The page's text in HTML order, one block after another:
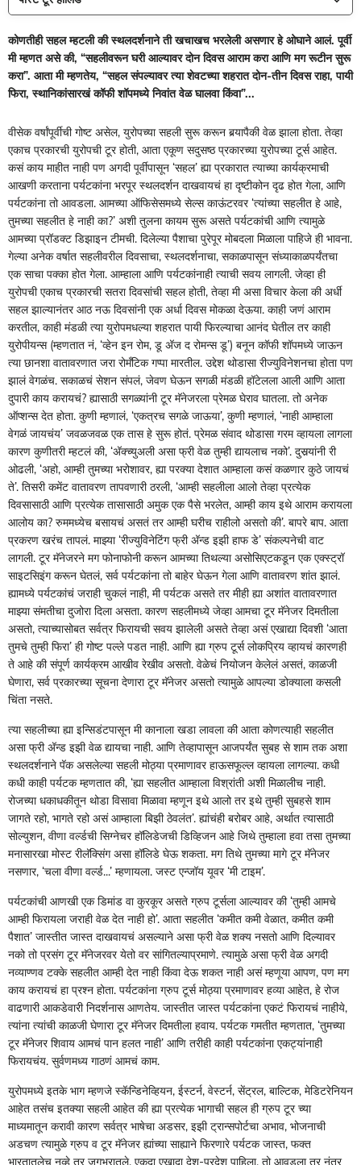
कोणतीही सहल म्हटली की स्थलदर्शनाने ती खचाखच भरलेली असणार हे ओघाने आलं. पूर्वी
मी म्हणत असे की, “सहलीवरून घरी आल्यावर दोन दिवस आराम करा आणि मग रूटीन सुरू
करा”. आता मी म्हणतेय, “सहल संपल्यावर त्या शेवटच्या शहरात दोन-तीन दिवस राहा, पायी
फिरा, स्थानिकांसारखं कॉफी शॉपमध्ये निवांत वेळ घालवा किंवा”...
वीसेक वर्षांपूर्वीची गोष्ट असेल, युरोपच्या सहली सुरू करून बर्‍यापैकी वेळ झाला होता. तेव्हा
एकाच प्रकारची युरोपची टूर होती, आता एकूण सदुसष्ठ प्रकारच्या युरोपच्या टूर्स आहेत.
कसं काय माहीत नाही पण अगदी पूर्वीपासून ‘सहल’ ह्या प्रकारात त्याच्या कार्यक्रमाची
आखणी करताना पर्यटकांना भरपूर स्थलदर्शन दाखवायचं हा दृष्टीकोन दृढ होत गेला, आणि
पर्यटकांना तो आवडला. आमच्या ऑफिसेसमध्ये सेल्स काऊंटरवर ‘त्यांच्या सहलीत हे आहे,
तुमच्या सहलीत हे नाही का?’ अशी तुलना कायम सुरू असते पर्यटकांची आणि त्यामुळे
आमच्या प्रॉडक्ट डिझाइन टीमची. दिलेल्या पैशाचा पुरेपूर मोबदला मिळाला पाहिजे ही भावना.
गेल्या अनेक वर्षात सहलीवरील दिवसाचा, स्थलदर्शनाचा, सकाळपासून संध्याकाळपर्यंतचा
एक साचा पक्का होत गेला. आम्हाला आणि पर्यटकांनाही त्याची सवय लागली. जेव्हा ही
युरोपची एकाच प्रकारची सतरा दिवसांची सहल होती, तेव्हा मी असा विचार केला की अर्धी
सहल झाल्यानंतर आठ नऊ दिवसांनी एक अर्धा दिवस मोकळा देऊया. काही जणं आराम
करतील, काही मंडळी त्या युरोपमधल्या शहरात पायी फिरल्याचा आनंद घेतील तर काही
युरोपीयन्स (म्हणतात नं, ‘व्हेन इन रोम, डू अ‍ॅज द रोमन्स डू’) बनून कॉफी शॉपमध्ये जाऊन
त्या छानशा वातावरणात जरा रोमँटिक गप्पा मारतील. उद्देश थोडासा रीज्युविनेशनचा होता पण
झालं वेगळंच. सकाळचं सेशन संपलं, जेवण घेऊन सगळी मंडळी हॉटेलला आली आणि आता
दुपारी काय करायचं? ह्यासाठी सगळ्यांनी टूर मॅनेजरला प्रेमळ घेराव घातला. तो अनेक
ऑप्शन्स देत होता. कुणी म्हणालं, ‘एकत्रच सगळे जाऊया’, कुणी म्हणालं, ‘नाही आम्हाला
वेगळं जायचंय’ जवळजवळ एक तास हे सुरू होतं. प्रेमळ संवाद थोडासा गरम व्हायला लागला
कारण कुणीतरी म्हटलं की, ‘अ‍ॅक्च्युअली असा फ्री वेळ तुम्ही द्यायलाच नको’. दुसर्‍यांनी री
ओढली, ‘अहो, आम्ही तुमच्या भरोशावर, ह्या परक्या देशात आम्हाला कसं कळणार कुठे जायचं
ते’. तिसरी कमेंट वातावरण तापवणारी ठरली, ‘आम्ही सहलीला आलो तेव्हा प्रत्येक
दिवसासाठी आणि प्रत्येक तासासाठी अमुक एक पैसे भरलेत, आम्ही काय इथे आराम करायला
आलोय का? रुममध्येच बसायचं असतं तर आम्ही घरीच राहीलो असतो की’. बापरे बाप. आता
प्रकरण खरंच तापलं. माझ्या ‘रीज्युविनेटिंग फ्री अ‍ॅन्ड इझी हाफ डे’ संकल्पनेची वाट
लागली. टूर मॅनेजरने मग फोनाफोनी करून आमच्या तिथल्या असोसिएटकडून एक एक्स्ट्रॉ
साइटसिइंग करून घेतलं, सर्व पर्यटकांना तो बाहेर घेऊन गेला आणि वातावरण शांत झालं.
ह्यामध्ये पर्यटकांचं जराही चुकलं नाही, मी पर्यटक असते तर मीही ह्या अशांत वातावरणात
माझ्या संमतीचा दुजोरा दिला असता. कारण सहलीमध्ये जेव्हा आमचा टूर मॅनेजर दिमतीला
असतो, त्याच्यासोबत सर्वत्र फिरायची सवय झालेली असते तेव्हा असं एखाद्या दिवशी ‘आता
तुमचे तुम्ही फिरा’ ही गोष्ट पल्ले पडत नाही. आणि ह्या ग्रुप टूर्स लोकप्रिय व्हायचं कारणही
ते आहे की संपूर्ण कार्यक्रम आखीव रेखीव असतो. वेळेचं नियोजन केलेलं असतं, काळजी
घेणारा, सर्व प्रकारच्या सूचना देणारा टूर मॅनेजर असतो त्यामुळे आपल्या डोक्याला कसली
चिंता नसते.
त्या सहलीच्या ह्या इन्सिडंटपासून मी कानाला खडा लावला की आता कोणत्याही सहलीत
असा फ्री अ‍ॅन्ड इझी वेळ द्यायचा नाही. आणि तेव्हापासून आजपर्यंत सुबह से शाम तक अशा
स्थलदर्शनाने पॅक असलेल्या सहली मोठ्या प्रमाणावर हाऊसफूल्ल व्हायला लागल्या. कधी
कधी काही पर्यटक म्हणतात की, ‘ह्या सहलीत आम्हाला विश्रांती अशी मिळालीच नाही.
रोजच्या धकाधकीतून थोडा विसावा मिळावा म्हणून इथे आलो तर इथे तुम्ही सुबहसे शाम
जागते रहो, भागते रहो असं आम्हाला बिझी ठेवलंत’. ह्यांचंही बरोबर आहे, अर्थात त्यासाठी
सोल्युशन, वीणा वर्ल्डची सिग्नेचर हॉलिडेजची डिव्हिजन आहे जिथे तुम्हाला हवा तसा तुमच्या
मनासारखा मोस्ट रीलॅक्सिंग असा हॉलिडे घेऊ शकता. मग तिथे तुमच्या मागे टूर मॅनेजर
नसणार, ‘चला वीणा वर्ल्ड...’ म्हणायला. जस्ट एन्जॉय यूवर ‘मी टाइम’.
पर्यटकांची आणखी एक डिमांड वा कुरकूर असते ग्रुप टूर्सला आल्यावर की ‘तुम्ही आमचे
आम्ही फिरायला जराही वेळ देत नाही हो’. आता सहलीत ‘कमीत कमी वेळात, कमीत कमी
पैशात’ जास्तीत जास्त दाखवायचं असल्याने असा फ्री वेळ शक्य नसतो आणि दिल्यावर
नको तो प्रसंग टूर मॅनेजरवर येतो वर सांगितल्याप्रमाणे. त्यामुळे असा फ्री वेळ अगदी
नव्याण्णव टक्के सहलीत आम्ही देत नाही किंवा देऊ शकत नाही असं म्हणूया आपण, पण मग
काय करायचं हा प्रश्‍न होता. पर्यटकांना ग्रुप टूर्स मोठ्या प्रमाणावर हव्या आहेत, हे रोज
वाढणारी आकडेवारी निदर्शनास आणतेय. जास्तीत जास्त पर्यटकांना एकटं फिरायचं नाहीये,
त्यांना त्यांची काळजी घेणारा टूर मॅनेजर दिमतीला हवाय. पर्यटक गमतीत म्हणतात, ‘तुमच्या
टूर मॅनेजर शिवाय आमचं पान हलत नाही’ आणि तरीही काही पर्यटकांना एकट्यांनाही
फिरायचंय. सुर्वणमध्य गाठणं आमचं काम.
युरोपमध्ये इतके भाग म्हणजे स्कॅन्डिनेव्हियन, ईस्टर्न, वेस्टर्न, सेंट्रल, बाल्टिक, मेडिटरेनियन
आहेत तसंच इतक्या सहली आहेत की ह्या प्रत्येक भागाची सहल ही ग्रुप टूर च्या
माध्यमातून करावी कारण सर्वत्र भाषेचा अडसर, इझी ट्रान्सपोर्टचा अभाव, भोजनाची
अडचण त्यामुळे ग्रुप व टूर मॅनेजर ह्यांच्या साह्याने फिरणारे पर्यटक जास्त, फक्त
भारतातलेच नव्हे तर जगभरातले. एकदा एखादा देश-प्रदेश पाहिला, तो आवडला तर नंतर